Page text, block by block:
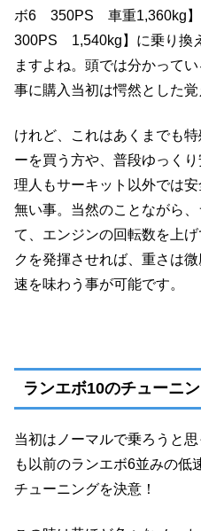
ボ6 350PS 車重1,360kg
300PS 1,540kg】に乗り換
ますよね。頭では分かって
事に購入当初は愕然とした覚
けれど、これはあくまでも
ーを買う方や、普段ゆっく
理人もサーキット以外では
無い事。当然のことながら
て、エンジンの回転数を上
クを発揮させれば、重さは
速を味わう事が可能です。
ランエボ10のチューニ
当初はノーマルで乗ろうと
も以前のランエボ6並みの低
チューニングを決意！